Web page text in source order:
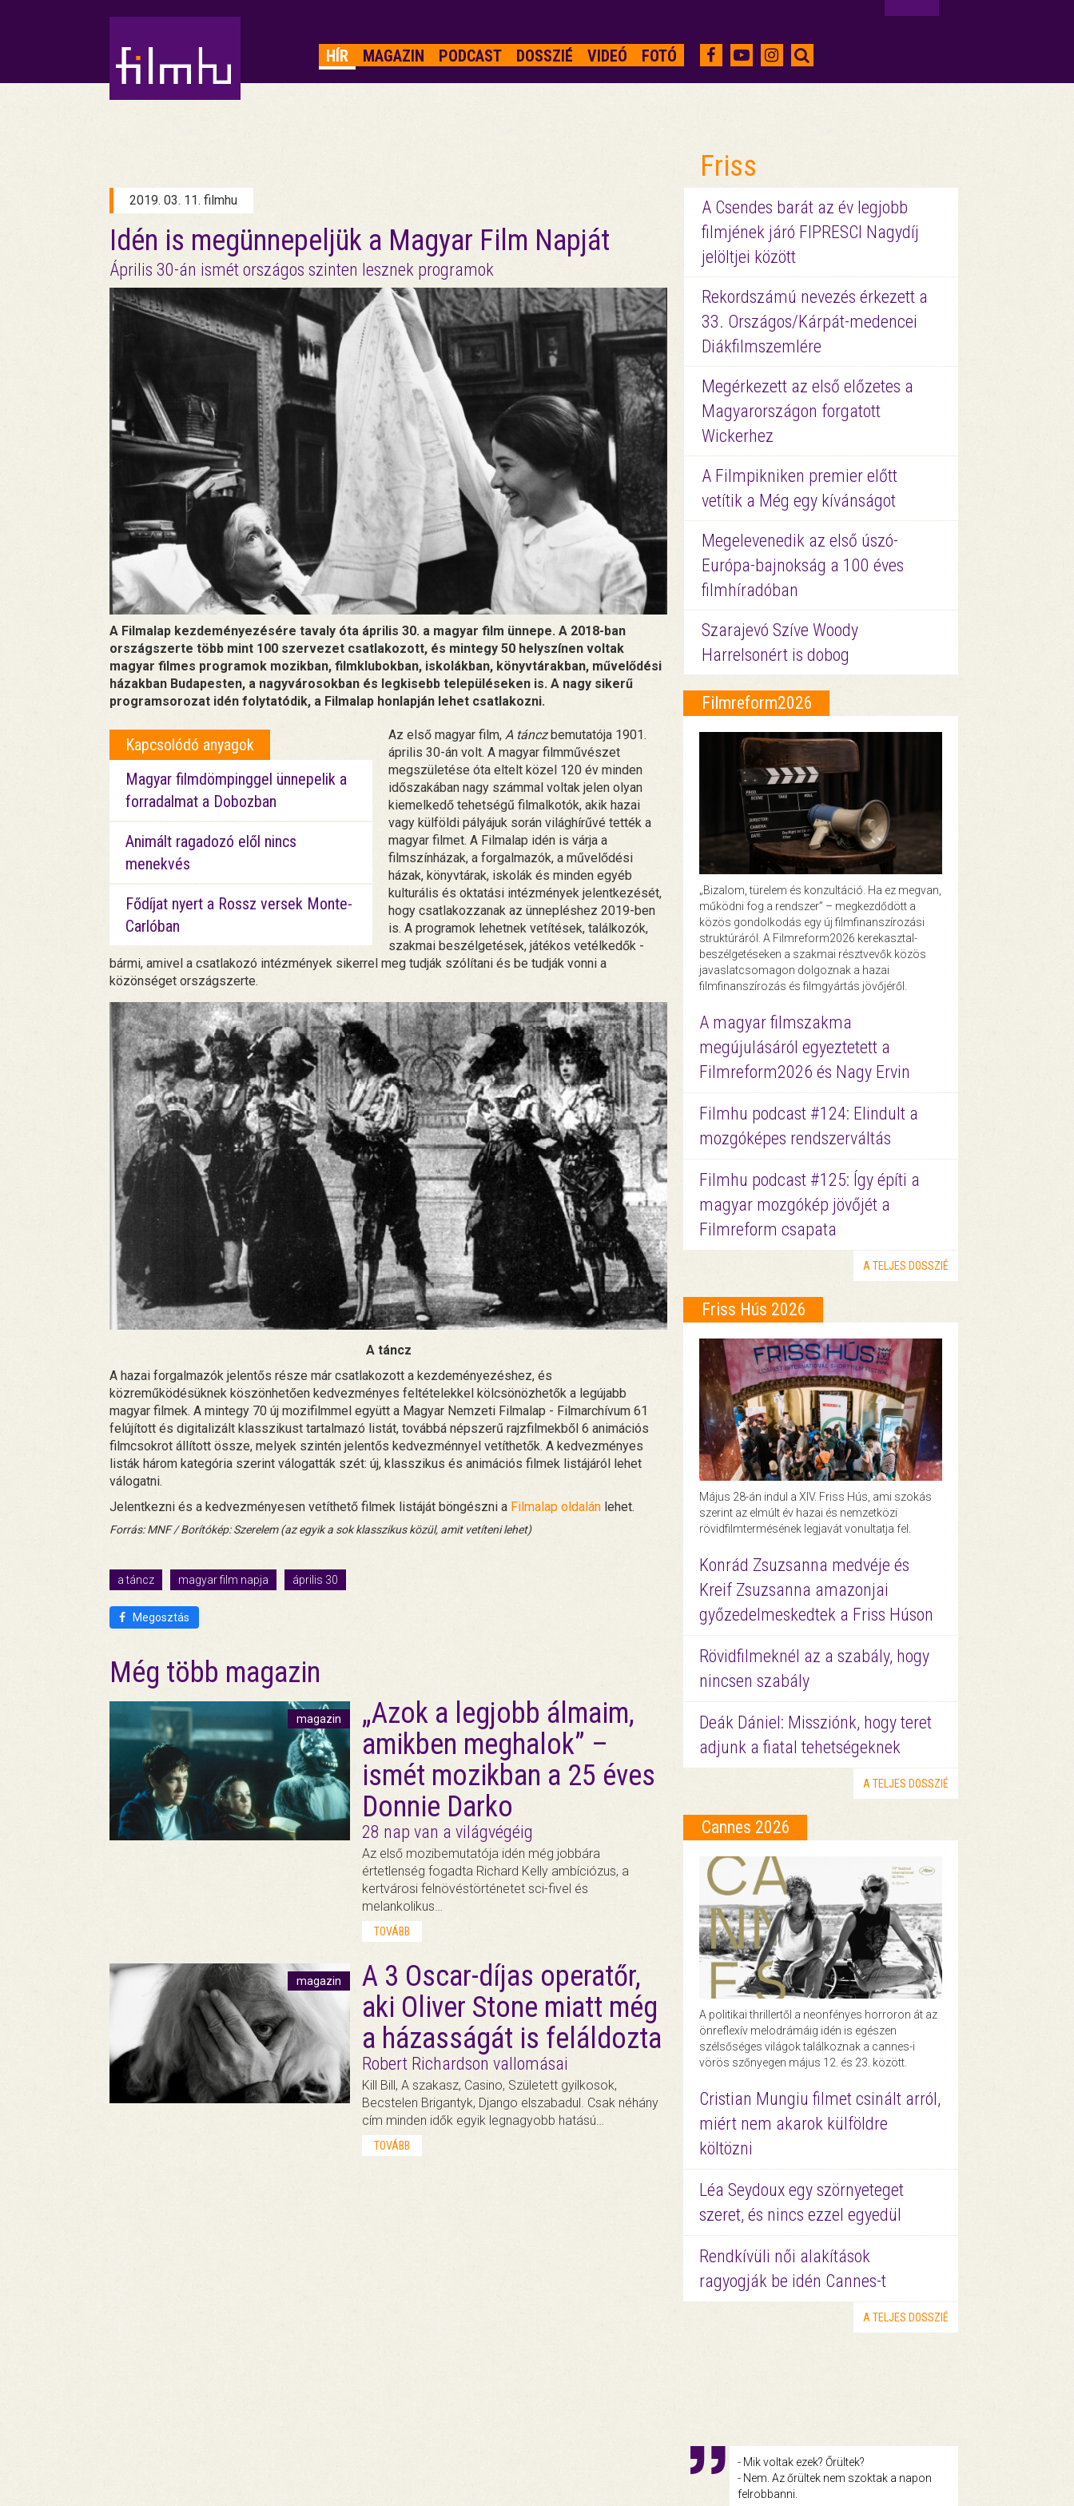
HÍR MAGAZIN PODCAST DOSSZIÉ VIDEÓ FOTÓ
2019. 03. 11. filmhu
Idén is megünnepeljük a Magyar Film Napját
Április 30-án ismét országos szinten lesznek programok
A Filmalap kezdeményezésére tavaly óta április 30. a magyar film ünnepe. A 2018-ban
országszerte több mint 100 szervezet csatlakozott, és mintegy 50 helyszínen voltak
magyar filmes programok mozikban, filmklubokban, iskolákban, könyvtárakban, művelődési
házakban Budapesten, a nagyvárosokban és legkisebb településeken is. A nagy sikerű
programsorozat idén folytatódik, a Filmalap honlapján lehet csatlakozni.
Kapcsolódó anyagok
Magyar filmdömpinggel ünnepelik a
forradalmat a Dobozban
Animált ragadozó elől nincs
menekvés
Fődíjat nyert a Rossz versek Monte-
Carlóban
Az első magyar film,A tánczbemutatója 1901.
április 30-án volt. A magyar filmművészet
megszületése óta eltelt közel 120 év minden
időszakában nagy számmal voltak jelen olyan
kiemelkedő tehetségű filmalkotók, akik hazai
vagy külföldi pályájuk során világhírűvé tették a
magyar filmet. A Filmalap idén is várja a
filmszínházak, a forgalmazók, a művelődési
házak, könyvtárak, iskolák és minden egyéb
kulturális és oktatási intézmények jelentkezését,
hogy csatlakozzanak az ünnepléshez 2019-ben
is. A programok lehetnek vetítések, találkozók,
szakmai beszélgetések, játékos vetélkedők -
bármi, amivel a csatlakozó intézmények sikerrel meg tudják szólítani és be tudják vonni a
közönséget országszerte.
A táncz
A hazai forgalmazók jelentős része már csatlakozott a kezdeményezéshez, és
közreműködésüknek köszönhetően kedvezményes feltételekkel kölcsönözhetők a legújabb
magyar filmek. A mintegy 70 új mozifilmmel együtt a Magyar Nemzeti Filmalap - Filmarchívum 61
felújított és digitalizált klasszikust tartalmazó listát, továbbá népszerű rajzfilmekből 6 animációs
filmcsokrot állított össze, melyek szintén jelentős kedvezménnyel vetíthetők. A kedvezményes
listák három kategória szerint válogatták szét: új, klasszikus és animációs filmek listájáról lehet
válogatni.
Jelentkezni és a kedvezményesen vetíthető filmek listáját böngészni a Filmalap oldalán lehet.
Forrás: MNF / Borítókép: Szerelem (az egyik a sok klasszikus közül, amit vetíteni lehet)
a táncz magyar film napja április 30
Megosztás
Még több magazin
magazin
„Azok a legjobb álmaim,
amikben meghalok” –
ismét mozikban a 25 éves
Donnie Darko
28 nap van a világvégéig
Az első mozibemutatója idén még jobbára
értetlenség fogadta Richard Kelly ambíciózus, a
kertvárosi felnövéstörténetet sci-fivel és
melankolikus…
TOVÁBB
magazin
A 3 Oscar-díjas operatőr,
aki Oliver Stone miatt még
a házasságát is feláldozta
Robert Richardson vallomásai
Kill Bill, A szakasz, Casino, Született gyilkosok,
Becstelen Brigantyk, Django elszabadul. Csak néhány
cím minden idők egyik legnagyobb hatású…
TOVÁBB
Friss
A Csendes barát az év legjobb
filmjének járó FIPRESCI Nagydíj
jelöltjei között
Rekordszámú nevezés érkezett a
33. Országos/Kárpát-medencei
Diákfilmszemlére
Megérkezett az első előzetes a
Magyarországon forgatott
Wickerhez
A Filmpikniken premier előtt
vetítik a Még egy kívánságot
Megelevenedik az első úszó-
Európa-bajnokság a 100 éves
filmhíradóban
Szarajevó Szíve Woody
Harrelsonért is dobog
Filmreform2026
„Bizalom, türelem és konzultáció. Ha ez megvan,
működni fog a rendszer” – megkezdődött a
közös gondolkodás egy új filmfinanszírozási
struktúráról. A Filmreform2026 kerekasztal-
beszélgetéseken a szakmai résztvevők közös
javaslatcsomagon dolgoznak a hazai
filmfinanszírozás és filmgyártás jövőjéről.
A magyar filmszakma
megújulásáról egyeztetett a
Filmreform2026 és Nagy Ervin
Filmhu podcast #124: Elindult a
mozgóképes rendszerváltás
Filmhu podcast #125: Így építi a
magyar mozgókép jövőjét a
Filmreform csapata
A TELJES DOSSZIÉ
Friss Hús 2026
Május 28-án indul a XIV. Friss Hús, ami szokás
szerint az elmúlt év hazai és nemzetközi
rövidfilmtermésének legjavát vonultatja fel.
Konrád Zsuzsanna medvéje és
Kreif Zsuzsanna amazonjai
győzedelmeskedtek a Friss Húson
Rövidfilmeknél az a szabály, hogy
nincsen szabály
Deák Dániel: Missziónk, hogy teret
adjunk a fiatal tehetségeknek
A TELJES DOSSZIÉ
Cannes 2026
A politikai thrillertől a neonfényes horroron át az
önreflexív melodrámáig idén is egészen
szélsőséges világok találkoznak a cannes-i
vörös szőnyegen május 12. és 23. között.
Cristian Mungiu filmet csinált arról,
miért nem akarok külföldre
költözni
Léa Seydoux egy szörnyeteget
szeret, és nincs ezzel egyedül
Rendkívüli női alakítások
ragyogják be idén Cannes-t
A TELJES DOSSZIÉ
- Mik voltak ezek? Őrültek?
- Nem. Az őrültek nem szoktak a napon
felrobbanni.